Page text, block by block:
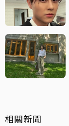
相關新聞